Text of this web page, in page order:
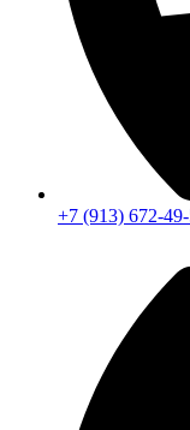
+7 (913) 672-